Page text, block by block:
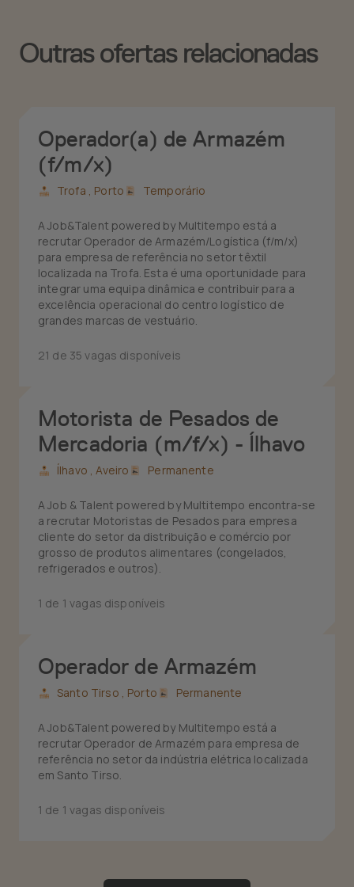
Outras ofertas relacionadas
Operador(a) de Armazém
(f/m/x)
Trofa , Porto Temporário
A Job&Talent powered by Multitempo está a
recrutar Operador de Armazém/Logística (f/m/x)
para empresa de referência no setor têxtil
localizada na Trofa. Esta é uma oportunidade para
integrar uma equipa dinâmica e contribuir para a
excelência operacional do centro logístico de
grandes marcas de vestuário.
21 de 35 vagas disponíveis
Motorista de Pesados de
Mercadoria (m/f/x) - Ílhavo
Ílhavo ,Aveiro Permanente
A Job & Talent powered by Multitempo encontra-se
a recrutar Motoristas de Pesados para empresa
cliente do setor da distribuição e comércio por
grosso de produtos alimentares (congelados,
refrigerados e outros).
1 de 1 vagas disponíveis
Operador de Armazém
Santo Tirso , Porto Permanente
A Job&Talent powered by Multitempo está a
recrutar Operador de Armazém para empresa de
referência no setor da indústria elétrica localizada
em Santo Tirso.
1 de 1 vagas disponíveis